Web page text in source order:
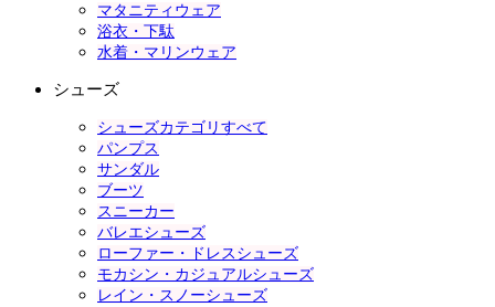
マタニティウェア
浴衣・下駄
水着・マリンウェア
シューズ
シューズカテゴリすべて
パンプス
サンダル
ブーツ
スニーカー
バレエシューズ
ローファー・ドレスシューズ
モカシン・カジュアルシューズ
レイン・スノーシューズ